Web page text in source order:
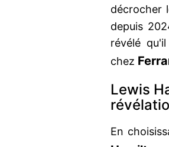
décrocher
depuis
révélé
chez
Lewis
En